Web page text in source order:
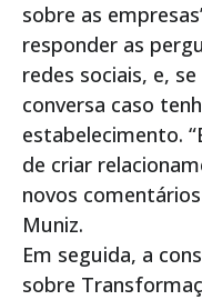
sobre as
responder as
redes sociais, e,
conversa caso
estabelecimento.
de criar
novos
Muniz.
Em seguida, a
sobre